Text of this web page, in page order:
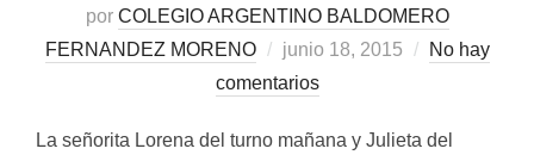
por COLEGIO ARGENTINO BALDOMERO
FERNANDEZ MORENO
Publicado
el
junio 18, 2015
No hay
comentarios
La señorita Lorena del turno mañana y Julieta del